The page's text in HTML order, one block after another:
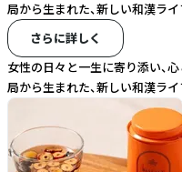
局から生まれた、新しい和漢ラ
さらに詳しく
女性の日々と一生に寄り添い、
局から生まれた、新しい和漢ラ